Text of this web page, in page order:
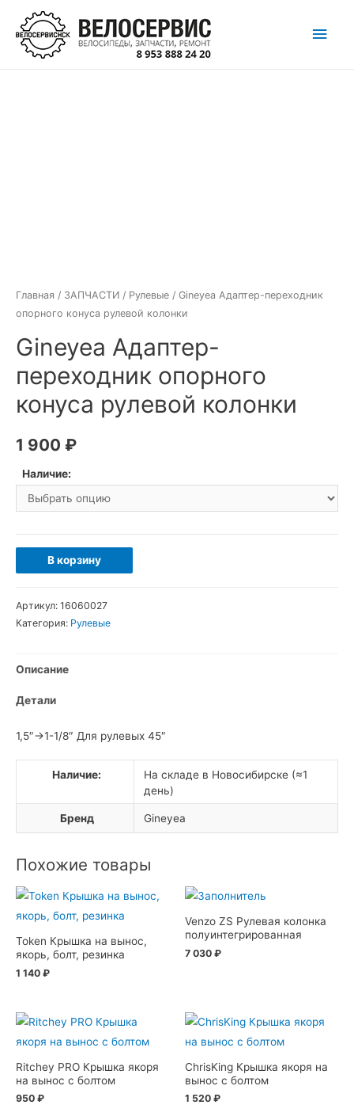
Перейти
содержимому
Главная / ЗАПЧАСТИ / Рулевые / Gineyea Адаптер-переходник
опорного конуса рулевой колонки
Gineyea Адаптер-
переходник опорного
конуса рулевой колонки
1 900 ₽
Наличие:
Количество
товара
Адаптер-
конуса
рулевой
В корзину
Артикул: 16060027
Категория: Рулевые
Описание
Детали
1,5″->1-1/8″ Для рулевых 45″
Наличие:
На складе в Новосибирске (≈1
день)
Бренд Gineyea
Похожие товары
Token Крышка на вынос,
якорь, болт, резинка
1 140 ₽
Venzo ZS Рулевая колонка
полуинтегрированная
7 030 ₽
Ritchey PRO Крышка якоря
на вынос c болтом
950 ₽
ChrisKing Крышка якоря на
вынос с болтом
1 520 ₽